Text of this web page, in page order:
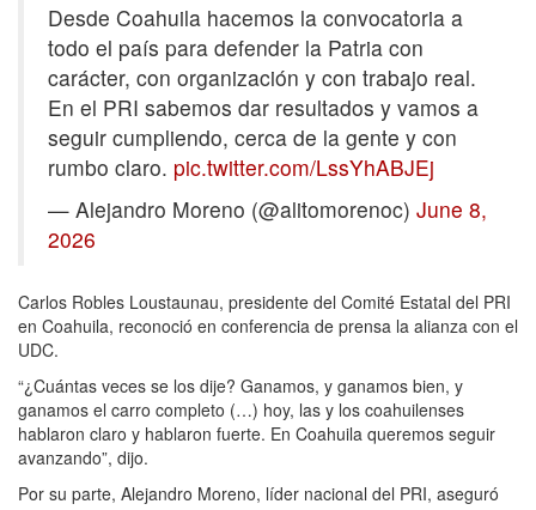
Desde Coahuila hacemos la convocatoria a
todo el país para defender la Patria con
carácter, con organización y con trabajo real.
En el PRI sabemos dar resultados y vamos a
seguir cumpliendo, cerca de la gente y con
rumbo claro. pic.twitter.com/LssYhABJEj
— Alejandro Moreno (@alitomorenoc) June 8,
2026
Carlos Robles Loustaunau, presidente del Comité Estatal del PRI
en Coahuila, reconoció en conferencia de prensa la alianza con el
UDC.
“¿Cuántas veces se los dije? Ganamos, y ganamos bien, y
ganamos el carro completo (…) hoy, las y los coahuilenses
hablaron claro y hablaron fuerte. En Coahuila queremos seguir
avanzando”, dijo.
Por su parte, Alejandro Moreno, líder nacional del PRI, aseguró